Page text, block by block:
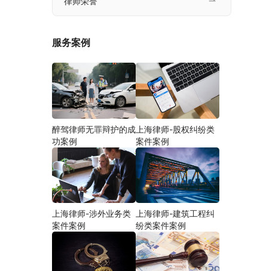
服务案例
醉驾律师无罪辩护的成
功案例
上海律师-股权纠纷类
案件案例
上海律师-涉外业务类
案件案例
上海律师-建筑工程纠
纷类案件案例